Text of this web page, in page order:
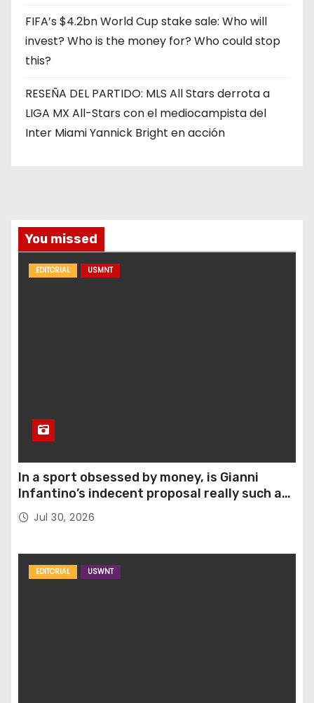
FIFA’s $4.2bn World Cup stake sale: Who will
invest? Who is the money for? Who could stop
this?
RESEÑA DEL PARTIDO: MLS All Stars derrota a
LIGA MX All-Stars con el mediocampista del
Inter Miami Yannick Bright en acción
You missed
EDITORIAL USMNT
In a sport obsessed by money, is Gianni
Infantino’s indecent proposal really such a
surprise?
Jul 30, 2026
EDITORIAL USWNT